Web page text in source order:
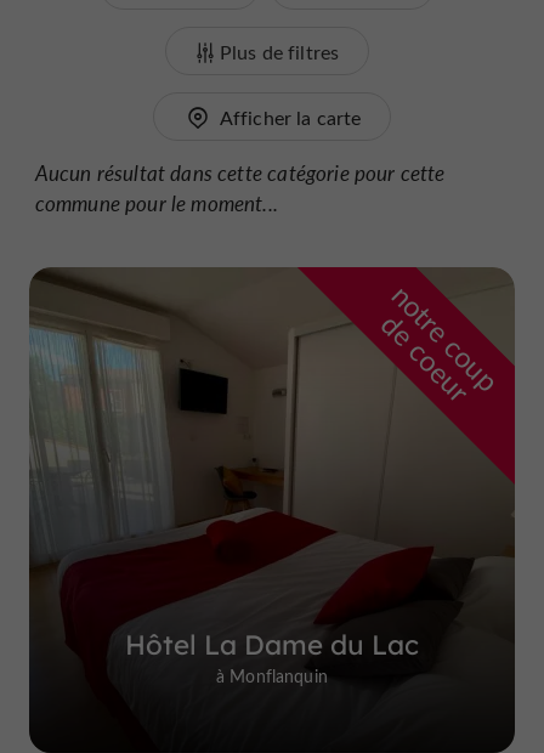
Plus de filtres
Afficher la carte
Aucun résultat dans cette catégorie pour cette
commune pour le moment...
n
o
t
r
e
c
o
u
p
d
e
c
o
e
u
r
Hôtel La Dame du Lac
à Monflanquin